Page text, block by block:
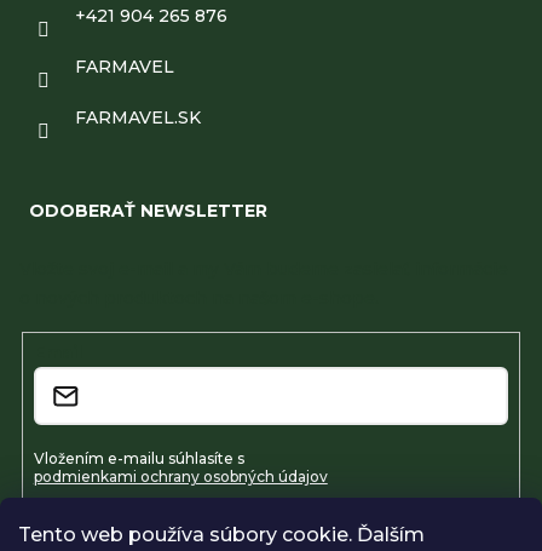
Tento web používa súbory cookie. Ďalším
+421 904 265 876
FARMAVEL
FARMAVEL.SK
ODOBERAŤ NEWSLETTER
Vložením e-mailu súhlasíte s
podmienkami ochrany osobných údajov
Prihlásiť sa